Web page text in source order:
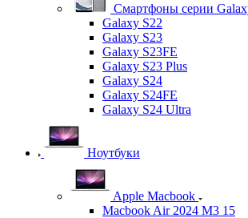
Смартфоны серии
Galaxy S22
Galaxy S23
Galaxy S23FE
Galaxy S23 Plus
Galaxy S24
Galaxy S24FE
Galaxy S24 Ultra
Ноутбуки
Apple Macbook
Macbook Air 2024 M3 15